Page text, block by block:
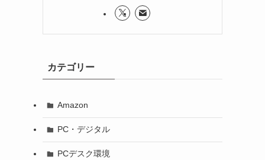
カテゴリー
Amazon
PC・デジタル
PCデスク環境